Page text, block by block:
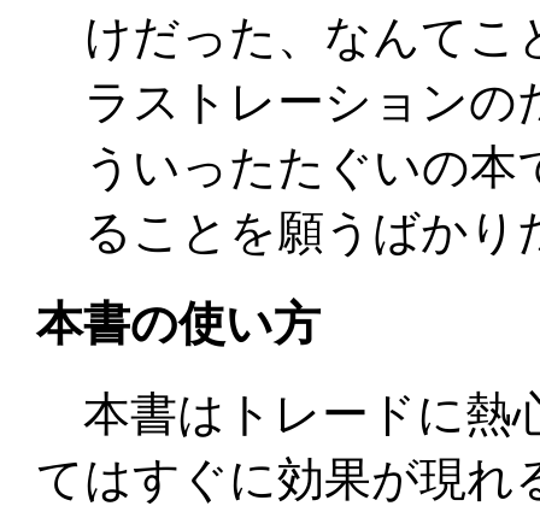
けだった、なんてこ
ラストレーションの
ういったたぐいの
ることを願うばかり
本書の使い方
本書はトレードに熱
てはすぐに効果が現れ